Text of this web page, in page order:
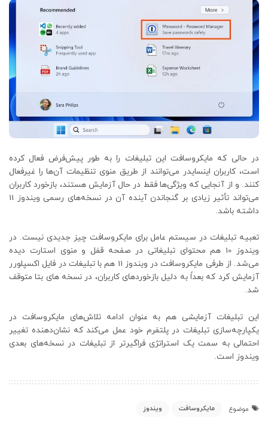
در حالی که مایکروسافت این تبلیغات را به طور پیش‌فرض فعال کرده
است، کاربران اینسایدر می‌توانند از طریق منوی تنظیمات آن‌ها را غیرفعال
کنند. و از آنجایی که ویژگی‌ها فقط در حال آزمایش هستند، بازخورد کاربران
می‌تواند تأثیر زیادی بر گنجاندن آینده آن در نسخه‌های رسمی ویندوز 11
داشته باشد.
تعبیه تبلیغات در سیستم عامل برای مایکروسافت چیز جدیدی نیست. در
ویندوز 10 هم محتوای تبلیغاتی در صفحه قفل و منوی استارت دیده
می‌شد. از طرفی مایکروسافت در ویندوز 11 هم با تبلیغات در فایل اکسپلورر
آزمایش کرد که بعداً به دلیل بازخوردهای کاربران، در نسخه های بتا متوقف
شد.
این تبلیغات آزمایشی هم به عنوان ادامه تلاش‌های مایکروسافت در
یکپارچه‌سازی تبلیغات در پلتفرم خود عمل می‌کند که نشان‌دهنده تغییر
احتمالی به سمت یک استراتژی فراگیرتر از تبلیغات در نسخه‌های بعدی
ویندوز است.
موضوع مایکروسافت ویندوز